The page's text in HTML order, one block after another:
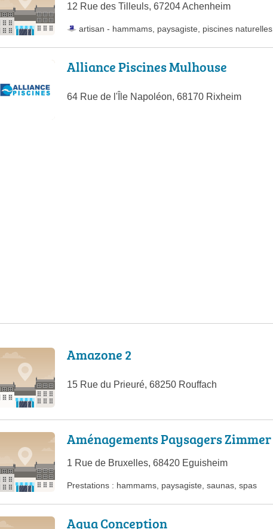
12 Rue des Tilleuls, 67204 Achenheim
artisan - hammams paysagiste piscines naturelles
Alliance Piscines Mulhouse
64 Rue de l'Île Napoléon, 68170 Rixheim
Amazone 2
15 Rue du Prieuré, 68250 Rouffach
Aménagements Paysagers Zimmer
1 Rue de Bruxelles, 68420 Eguisheim
Prestations : hammams paysagiste saunas spas
Aqua Conception